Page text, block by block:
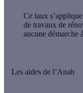
Ce taux
de travaux de
aucune démarche
Les aides de l’Anah